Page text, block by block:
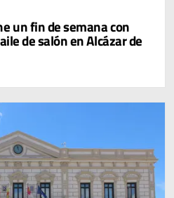
un fin de semana con
de salón en Alcázar de